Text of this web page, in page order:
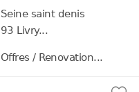
Seine saint denis
93 Livry...
Offres / Renovation...